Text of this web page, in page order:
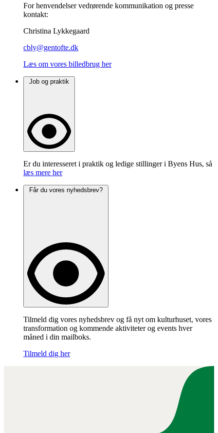
For henvendelser vedrørende kommunikation og presse
kontakt:
Christina Lykkegaard
cbly@gentofte.dk
Læs om vores billedbrug her
Job og praktik
Er du interesseret i praktik og ledige stillinger i Byens Hus, så
læs mere her
Får du vores nyhedsbrev?
Tilmeld dig vores nyhedsbrev og få nyt om kulturhuset, vores
transformation og kommende aktiviteter og events hver
måned i din mailboks.
Tilmeld dig her